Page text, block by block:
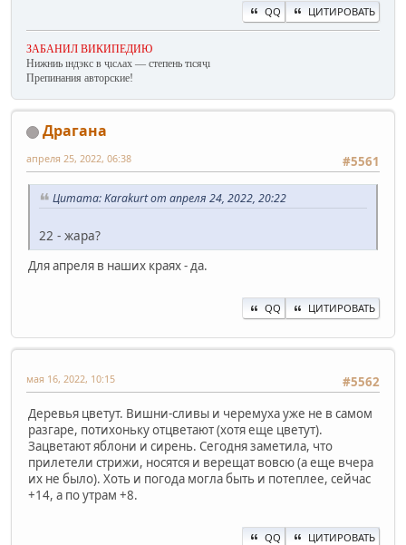
QQ ЦИТИРОВАТЬ
ЗАБАНИЛ ВИКИПЕДИЮ
Нижниь ıндэкс в ҷıсʌах — степень тıсяҷı
Препинания авторские!
Драгана
#5561
апреля 25, 2022, 06:38
Цитата: Karakurt от апреля 24, 2022, 20:22
22 - жара?
Для апреля в наших краях - да.
QQ ЦИТИРОВАТЬ
#5562
мая 16, 2022, 10:15
Деревья цветут. Вишни-сливы и черемуха уже не в самом
разгаре, потихоньку отцветают (хотя еще цветут).
Зацветают яблони и сирень. Сегодня заметила, что
прилетели стрижи, носятся и верещат вовсю (а еще вчера
их не было). Хоть и погода могла быть и потеплее, сейчас
+14, а по утрам +8.
QQ ЦИТИРОВАТЬ